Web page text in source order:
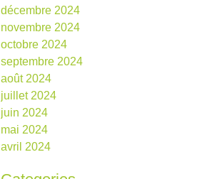
décembre 2024
novembre 2024
octobre 2024
septembre 2024
août 2024
juillet 2024
juin 2024
mai 2024
avril 2024